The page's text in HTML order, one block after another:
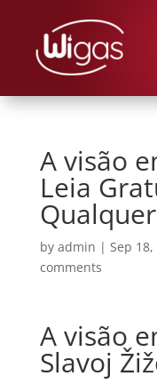
A visão
Leia
by admin | Sep 18,
comments
A visão
Slavoj